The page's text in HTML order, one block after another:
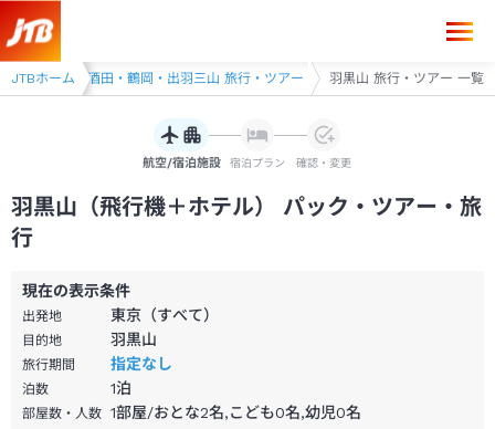
JTBホーム
・ツアー 酒田・鶴岡・出羽三山 旅行・ツアー 羽黒山 旅行・ツアー 一覧
航空/宿泊施設 宿泊プラン 確認・変更
羽黒山（飛行機＋ホテル） パック・ツアー・旅
行
現在の表示条件
出発地 東京（すべて）
目的地 羽黒山
旅行期間 指定なし
泊数 1泊
部屋数・人数 1部屋/おとな2名,こども0名,幼児0名